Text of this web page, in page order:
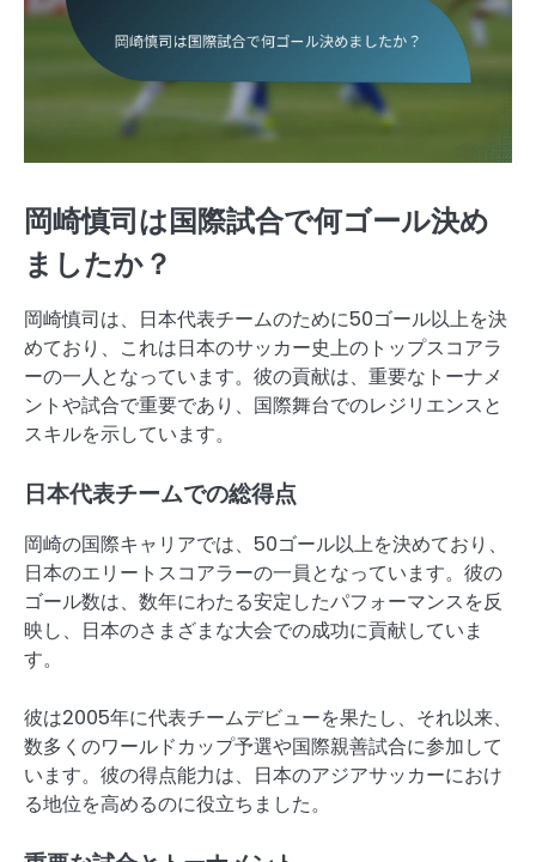
岡崎慎司は国際試合で何ゴール決め
ましたか？
岡崎慎司は、日本代表チームのために50ゴール以上を決
めており、これは日本のサッカー史上のトップスコアラ
ーの一人となっています。彼の貢献は、重要なトーナメ
ントや試合で重要であり、国際舞台でのレジリエンスと
スキルを示しています。
日本代表チームでの総得点
岡崎の国際キャリアでは、50ゴール以上を決めており、
日本のエリートスコアラーの一員となっています。彼の
ゴール数は、数年にわたる安定したパフォーマンスを反
映し、日本のさまざまな大会での成功に貢献していま
す。
彼は2005年に代表チームデビューを果たし、それ以来、
数多くのワールドカップ予選や国際親善試合に参加して
います。彼の得点能力は、日本のアジアサッカーにおけ
る地位を高めるのに役立ちました。